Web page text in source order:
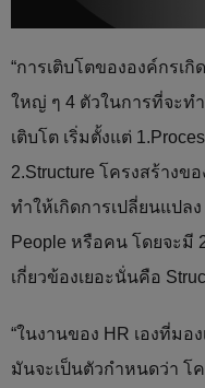
“การเติบโตขององค์กรเ
ใหญ่ ๆ 4 ตัวในการที่จะท
เติบโต เริ่มตั้งแต่
2.Structure โครงสร้างข
ทำให้เกิดการเปลี่ยนแป
People หรือคน โดยจะมี
เกี่ยวข้องเยอะนั่นคือ
“ในงานของ HR เองที่มอ
มันจะเป็นตัวกำหนดว่า โ